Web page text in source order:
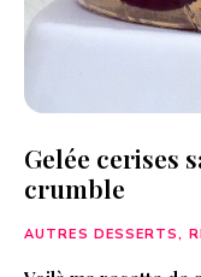
Gelée cerises
crumble
AUTRES DESSERTS,